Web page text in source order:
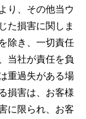
り、その他当ウ
た損害に関しま
除き、一切責任
当社が責任を負
重過失がある場
損害は、お客様
に限られ、お客